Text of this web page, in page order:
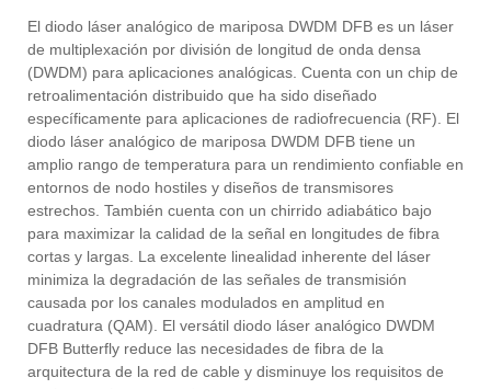
El diodo láser analógico de mariposa DWDM DFB es un láser
de multiplexación por división de longitud de onda densa
(DWDM) para aplicaciones analógicas. Cuenta con un chip de
retroalimentación distribuido que ha sido diseñado
específicamente para aplicaciones de radiofrecuencia (RF). El
diodo láser analógico de mariposa DWDM DFB tiene un
amplio rango de temperatura para un rendimiento confiable en
entornos de nodo hostiles y diseños de transmisores
estrechos. También cuenta con un chirrido adiabático bajo
para maximizar la calidad de la señal en longitudes de fibra
cortas y largas. La excelente linealidad inherente del láser
minimiza la degradación de las señales de transmisión
causada por los canales modulados en amplitud en
cuadratura (QAM). El versátil diodo láser analógico DWDM
DFB Butterfly reduce las necesidades de fibra de la
arquitectura de la red de cable y disminuye los requisitos de